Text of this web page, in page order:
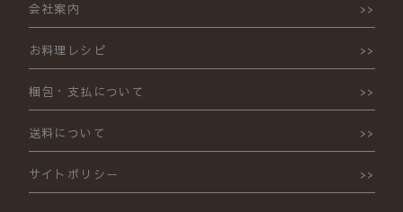
会社案内
お料理レシピ
梱包・支払について
送料について
サイトポリシー